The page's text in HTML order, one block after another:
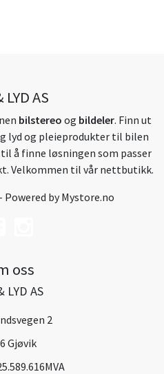
LYD AS
bilstereo og bildeler. Finn ut
lyd og pleieprodukter til bilen
å finne løsningen som passer
Velkommen til vår nettbutikk.
Powered byMystore.no
oss
LYD AS
2
Gjøvik